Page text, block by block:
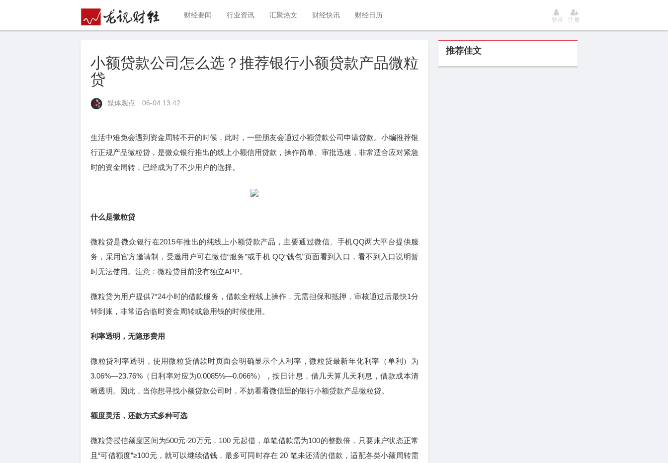
财经要闻 行业资讯 汇聚热文 财经快讯 财经日历
登录 注册
小额贷款公司怎么选？推荐银行小额贷款产品微粒
贷
媒体观点 06-04 13:42
生活中难免会遇到资金周转不开的时候，此时，一些朋友会通过小额贷款公司申请贷款。小编推荐银
行正规产品微粒贷，是微众银行推出的线上小额信用贷款，操作简单、审批迅速，非常适合应对紧急
时的资金周转，已经成为了不少用户的选择。
什么是微粒贷
微粒贷是微众银行在2015年推出的纯线上小额贷款产品，主要通过微信、手机QQ两大平台提供服
务，采用官方邀请制，受邀用户可在微信“服务”或手机 QQ“钱包”页面看到入口，看不到入口说明暂
时无法使用。注意：微粒贷目前没有独立APP。
微粒贷为用户提供7*24小时的借款服务，借款全程线上操作，无需担保和抵押，审核通过后最快1分
钟到账，非常适合临时资金周转或急用钱的时候使用。
利率透明，无隐形费用
微粒贷利率透明，使用微粒贷借款时页面会明确显示个人利率，微粒贷最新年化利率（单利）为
3.06%—23.76%（日利率对应为0.0085%—0.066%），按日计息，借几天算几天利息，借款成本清
晰透明。因此，当你想寻找小额贷款公司时，不妨看看微信里的银行小额贷款产品微粒贷。
额度灵活，还款方式多种可选
微粒贷授信额度区间为500元-20万元，100 元起借，单笔借款需为100的整数倍，只要账户状态正常
且“可借额度”≥100元，就可以继续借钱，最多可同时存在 20 笔未还清的借款，适配各类小额周转需
推荐佳文